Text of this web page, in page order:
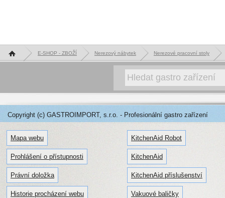
Hlavní stránka E-SHOP - ZBOŽÍ Nerezový nábytek Nerezové pracovní stoly
Copyright (c) GASTROIMPORT, s.r.o. - Profesionální gastro zařízení
Mapa webu
Prohlášení o přístupnosti
Právní doložka
Historie procházení webu
KitchenAid Robot
KitchenAid
KitchenAid příslušenství
Vakuové baličky